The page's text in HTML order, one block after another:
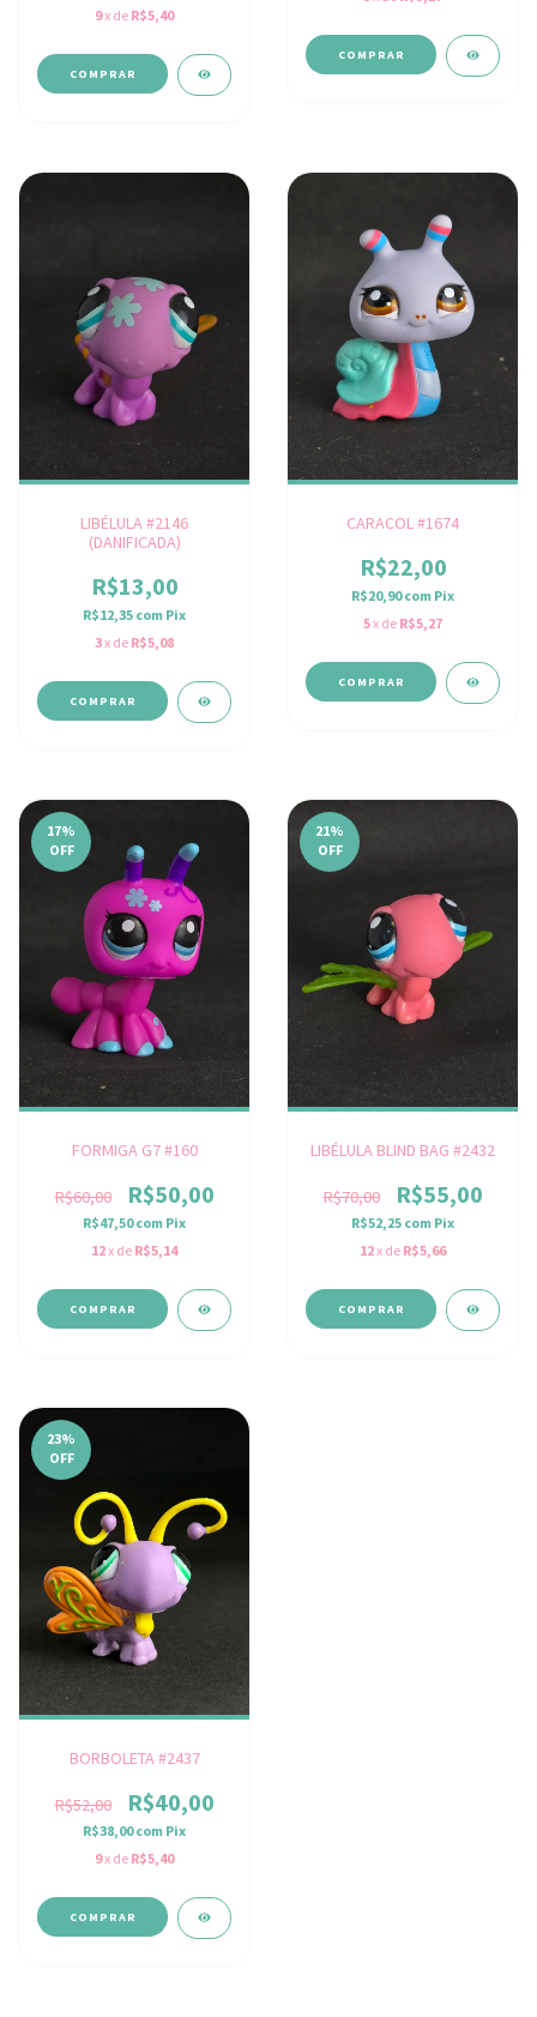
9x de R$5,40
LIBÉLULA #2146
(DANIFICADA)
R$13,00
R$12,35 com Pix
3x de R$5,08
CARACOL #1674
R$22,00
R$20,90com Pix
5x de R$5,27
17%
OFF
FORMIGA G7 #160
R$60,00 R$50,00
R$47,50com Pix
12x de R$5,14
21%
OFF
LIBÉLULA BLIND BAG #2432
R$70,00 R$55,00
R$52,25 com Pix
12x de R$5,66
23%
OFF
BORBOLETA #2437
R$52,00 R$40,00
R$38,00com Pix
9x de R$5,40